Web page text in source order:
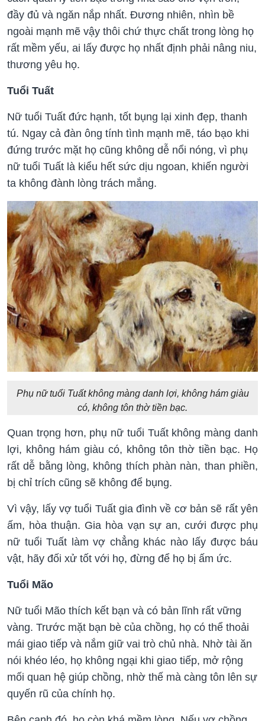
đầy đủ và ngăn nắp nhất. Đương nhiên, nhìn bề
ngoài mạnh mẽ vậy thôi chứ thực chất trong lòng họ
rất mềm yếu, ai lấy được họ nhất định phải nâng niu,
thương yêu họ.
Tuổi Tuất
Nữ tuổi Tuất đức hạnh, tốt bụng lại xinh đẹp, thanh
tú. Ngay cả đàn ông tính tình mạnh mẽ, táo bạo khi
đứng trước mặt họ cũng không dễ nổi nóng, vì phụ
nữ tuổi Tuất là kiểu hết sức dịu ngoan, khiến người
ta không đành lòng trách mắng.
Phụ nữ tuổi Tuất không màng danh lợi, không hám giàu
có, không tôn thờ tiền bạc.
Quan trọng hơn, phụ nữ tuổi Tuất không màng danh
lợi, không hám giàu có, không tôn thờ tiền bạc. Họ
rất dễ bằng lòng, không thích phàn nàn, than phiền,
bị chỉ trích cũng sẽ không để bụng.
Vì vậy, lấy vợ tuổi Tuất gia đình về cơ bản sẽ rất yên
ấm, hòa thuận. Gia hòa vạn sự an, cưới được phụ
nữ tuổi Tuất làm vợ chẳng khác nào lấy được báu
vật, hãy đối xử tốt với họ, đừng để họ bị ấm ức.
Tuổi Mão
Nữ tuổi Mão thích kết bạn và có bản lĩnh rất vững
vàng. Trước mặt bạn bè của chồng, họ có thể thoải
mái giao tiếp và nắm giữ vai trò chủ nhà. Nhờ tài ăn
nói khéo léo, họ không ngại khi giao tiếp, mở rộng
mối quan hệ giúp chồng, nhờ thế mà càng tôn lên sự
quyến rũ của chính họ.